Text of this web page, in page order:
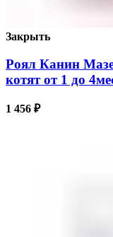
Закрыть
Роял Канин
котят от 1 до
1 456 ₽